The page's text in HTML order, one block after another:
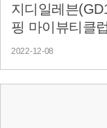
지디일레븐
핑 마이뷰티클
2022-12-08